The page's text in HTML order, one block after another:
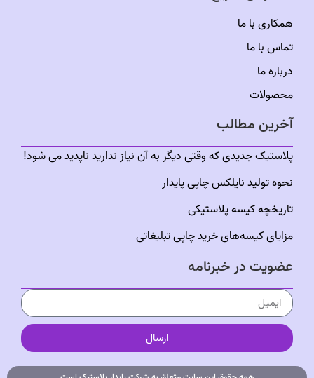
همکاری با ما
تماس با ما
درباره ما
محصولات
آخرین مطالب
پلاستیک جدیدی که وقتی دیگر به آن نیاز ندارید ناپدید می شود!
نحوه تولید نایلکس چاپی پایدار
تاریخچه کیسه‌ پلاستیکی
مزایای کیسه‌های خرید چاپی تبلیغاتی
عضویت در خبرنامه
ارسال